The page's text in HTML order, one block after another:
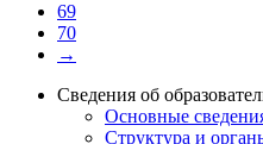
69
70
→
Сведения об
Основные
Структура и